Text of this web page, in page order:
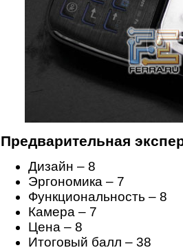
Предварительная
Дизайн – 8
Эргономика – 7
Функциональность – 8
Камера – 7
Цена – 8
Итоговый балл – 38